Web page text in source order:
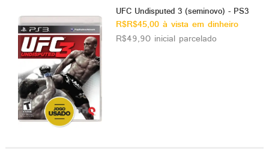
UFC Undisputed 3 (seminovo) - PS3
R$R$45,00 à vista em dinheiro
R$49,90 inicial parcelado